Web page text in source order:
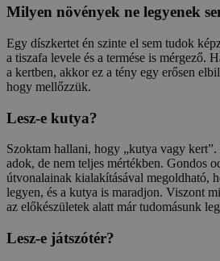
Milyen növények ne legyenek
Egy díszkertet én szinte el sem tudok
a tiszafa levele és a termése is mérgező.
a kertben, akkor ez a tény egy erősen
hogy mellőzzük.
Lesz-e kutya?
Szoktam hallani, hogy „kutya vagy kert”.
adok, de nem teljes mértékben. Gondos
útvonalainak kialakításával megoldható,
legyen, és a kutya is maradjon. Viszont
az előkészületek alatt már tudomásunk
Lesz-e játszótér?